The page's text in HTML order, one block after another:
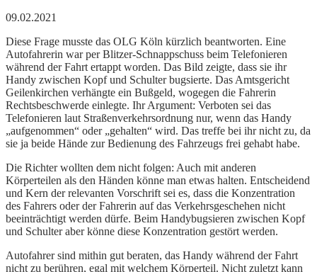
09.02.2021
Diese Frage musste das OLG Köln kürzlich beantworten. Eine
Autofahrerin war per Blitzer-Schnappschuss beim Telefonieren
während der Fahrt ertappt worden. Das Bild zeigte, dass sie ihr
Handy zwischen Kopf und Schulter bugsierte. Das Amtsgericht
Geilenkirchen verhängte ein Bußgeld, wogegen die Fahrerin
Rechtsbeschwerde einlegte. Ihr Argument: Verboten sei das
Telefonieren laut Straßenverkehrsordnung nur, wenn das Handy
„aufgenommen“ oder „gehalten“ wird. Das treffe bei ihr nicht zu, da
sie ja beide Hände zur Bedienung des Fahrzeugs frei gehabt habe.
Die Richter wollten dem nicht folgen: Auch mit anderen
Körperteilen als den Händen könne man etwas halten. Entscheidend
und Kern der relevanten Vorschrift sei es, dass die Konzentration
des Fahrers oder der Fahrerin auf das Verkehrsgeschehen nicht
beeinträchtigt werden dürfe. Beim Handybugsieren zwischen Kopf
und Schulter aber könne diese Konzentration gestört werden.
Autofahrer sind mithin gut beraten, das Handy während der Fahrt
nicht zu berühren, egal mit welchem Körperteil. Nicht zuletzt kann